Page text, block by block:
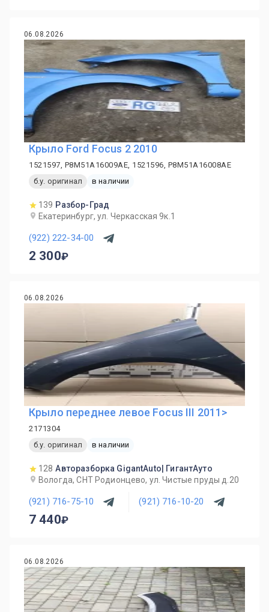
06.08.2026
Крыло Ford Focus 2 2010
1521597, P8M51A16009AE, 1521596, P8M51A16008AE
б.у. оригинал
в наличии
139 Разбор-Град
Екатеринбург, ул. Черкасская 9к.1
(922) 222-34-00
2 300
06.08.2026
Крыло переднее левое Focus III 2011>
2171304
б.у. оригинал
в наличии
128 Авторазборка GigantAuto| ГигантАуто
Вологда, СНТ Родионцево, ул. Чистые пруды д.20
(921) 716-75-10 (921) 716-10-20
7 440
06.08.2026